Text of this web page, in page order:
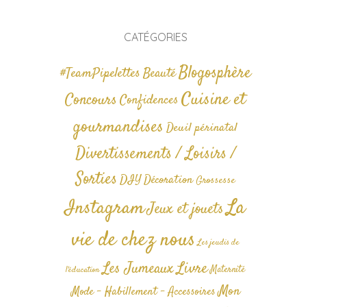
CATÉGORIES
#TeamPipelettesBeautéBlogosphère
ConcoursConfidences Cuisine et
gourmandises Deuil périnatal
Divertissements / Loisirs /
SortiesDIYDécoration Grossesse
InstagramJeux et jouetsLa
vie de chez nous Les jeudis de
l'éducation Les JumeauxLivre Maternité
Mode - Habillement - AccessoiresMon